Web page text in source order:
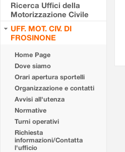
Ricerca Uffici della
Motorizzazione Civile
UFF. MOT. CIV. DI
FROSINONE
Home Page
Dove siamo
Orari apertura sportelli
Organizzazione e contatti
Avvisi all'utenza
Normative
Turni operativi
Richiesta
informazioni/Contatta
l'ufficio